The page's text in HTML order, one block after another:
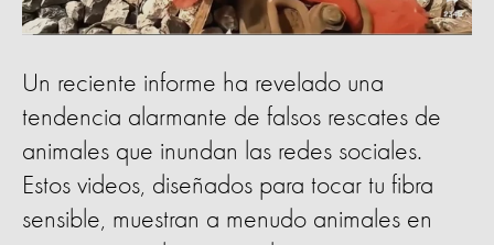
Un reciente informe ha revelado una
tendencia alarmante de falsos rescates de
animales que inundan las redes sociales.
Estos videos, diseñados para tocar tu fibra
sensible, muestran a menudo animales en